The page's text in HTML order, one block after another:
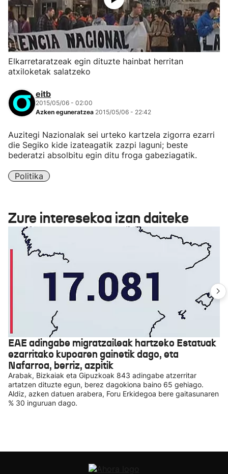
Elkarretaratzeak egin dituzte hainbat herritan
atxiloketak salatzeko
eitb
2015/05/06 - 02:00
Azken eguneratzea 2015/05/06 - 22:42
Auzitegi Nazionalak sei urteko kartzela zigorra ezarri
die Segiko kide izateagatik zazpi laguni; beste
bederatzi absolbitu egin ditu froga gabeziagatik.
Politika
Zure interesekoa izan daiteke
EAE adingabe migratzaileak hartzeko Estatuak
ezarritako kupoaren gainetik dago, eta
Nafarroa, berriz, azpitik
Arabak, Bizkaiak eta Gipuzkoak 843 adingabe atzerritar
artatzen dituzte egun, berez dagokiona baino 65 gehiago.
Aldiz, azken datuen arabera, Foru Erkidegoa bere gaitasunaren
% 30 inguruan dago.